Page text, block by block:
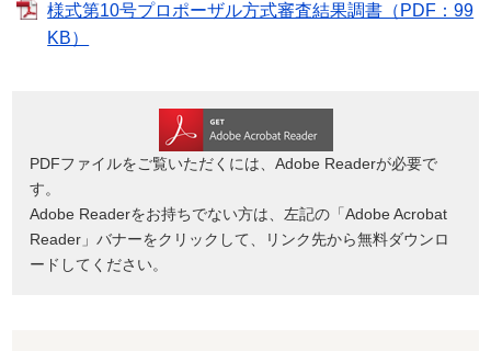
様式第10号プロポーザル方式審査結果調書（PDF：99
KB）
PDFファイルをご覧いただくには、Adobe Readerが必要で
す。
Adobe Readerをお持ちでない方は、左記の「Adobe Acrobat
Reader」バナーをクリックして、リンク先から無料ダウンロ
ードしてください。